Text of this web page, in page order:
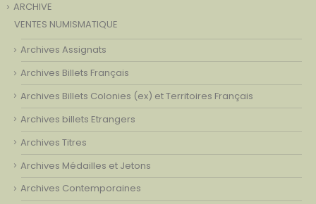
ARCHIVE
VENTES NUMISMATIQUE
Archives Assignats
Archives Billets Français
Archives Billets Colonies (ex) et Territoires Français
Archives billets Etrangers
Archives Titres
Archives Médailles et Jetons
Archives Contemporaines